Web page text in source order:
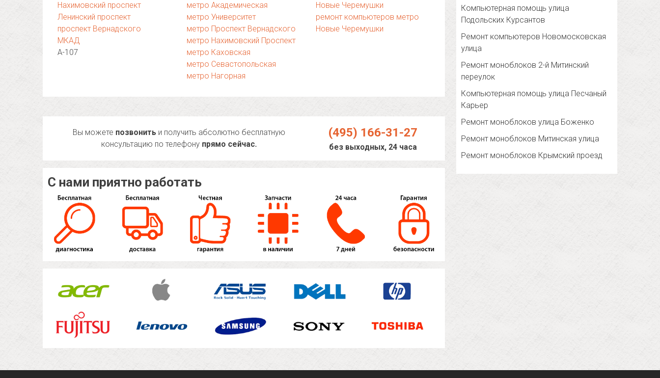
Нахимовский проспект
Ленинский проспект
проспект Вернадского
МКАД
А-107
метро Академическая
метро Университет
метро Проспект Вернадского
метро Нахимовский Проспект
метро Каховская
метро Севастопольская
метро Нагорная
Новые Черемушки
ремонт компьютеров метро
Новые Черемушки
Вы можете позвонить и получить абсолютно бесплатную
консультацию по телефону прямо сейчас.
(495) 166-31-27
без выходных, 24 часа
С нами приятно работать
Компьютерная помощь улица
Подольских Курсантов
Ремонт компьютеров Новомосковская
улица
Ремонт моноблоков 2-й Митинский
переулок
Компьютерная помощь улица Песчаный
Карьер
Ремонт моноблоков улица Боженко
Ремонт моноблоков Митинская улица
Ремонт моноблоков Крымский проезд